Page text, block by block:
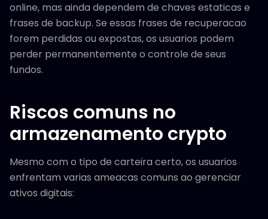
online, mas ainda dependem de chaves estaticas e
frases de backup. Se essas frases de recuperacao
forem perdidas ou expostas, os usuarios podem
perder permanentemente o controle de seus
fundos.
Riscos comuns no
armazenamento crypto
Mesmo com o tipo de carteira certo, os usuarios
enfrentam varias ameacas comuns ao gerenciar
ativos digitais: